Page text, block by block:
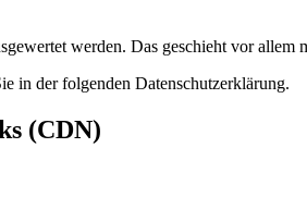
werden. Das geschieht vor allem
in der folgenden Datenschutzerklärung.
(CDN)